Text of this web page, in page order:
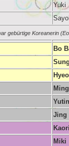
Yuki
gebürtige Koreanerin
Bo
Ming
Jing
Miki